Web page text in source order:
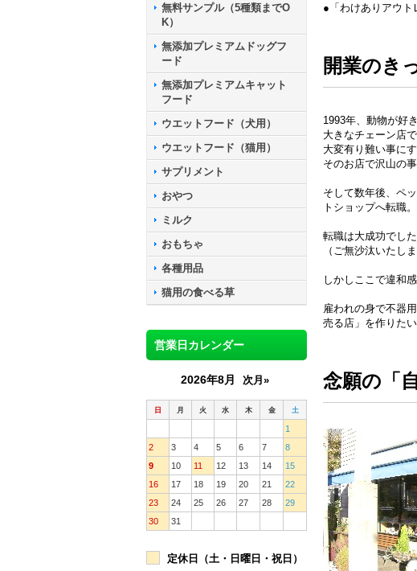
無料サンプル（5種類までO
K）
無添加プレミアムドッグフ
ード
無添加プレミアムキャット
フード
ウエットフード（犬用）
ウエットフード（猫用）
サプリメント
おやつ
ミルク
おもちゃ
各種用品
猫用の食べる草
営業日カレンダー
2026年8月 次月»
日 月 火 水 木 金 土
1
2
3 4 5 6 7
8
9
10 11 12 13 14
15
16
17 18 19 20 21
22
23
24 25 26 27 28
29
30
31
定休日（土・日曜日・祝日）
●「わけありアウト
開業のき
1993年、動物が好
大きなチェーン店
大変有り難い事に
そのお店で沢山の
そして数年後、ペ
トショップへ転職。
転職は大成功でし
（ご無沙汰いたし
しかしここで違和感
雇われの身で不器
売る店」を作りたい
念願の「